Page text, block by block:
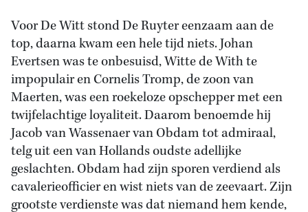
Voor De Witt stond De Ruyter eenzaam aan de
top, daarna kwam een hele tijd niets. Johan
Evertsen was te onbesuisd, Witte de With te
impopulair en Cornelis Tromp, de zoon van
Maerten, was een roekeloze opschepper met een
twijfelachtige loyaliteit. Daarom benoemde hij
Jacob van Wassenaer van Obdam tot admiraal,
telg uit een van Hollands oudste adellijke
geslachten. Obdam had zijn sporen verdiend als
cavalerieofficier en wist niets van de zeevaart. Zijn
grootste verdienste was dat niemand hem kende,